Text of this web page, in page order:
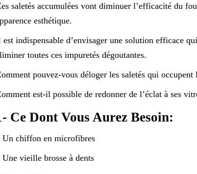
saletés accumulées vont diminuer l’efficacité du
esthétique.
est indispensable d’envisager une solution efficace
toutes ces impuretés dégoutantes.
pouvez-vous déloger les saletés qui occupent
est-il possible de redonner de l’éclat à ses
Ce Dont Vous Aurez Besoin:
Un chiffon en microfibres
Une vieille brosse à dents